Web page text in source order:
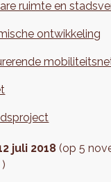
ruimte en
ontwikkeling
juli 2018 (op 5